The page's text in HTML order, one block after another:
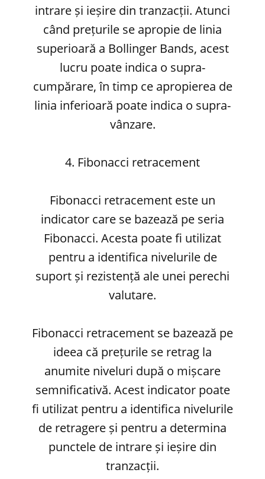
intrare și ieșire din tranzacții. Atunci
când prețurile se apropie de linia
superioară a Bollinger Bands, acest
lucru poate indica o supra-
cumpărare, în timp ce apropierea de
linia inferioară poate indica o supra-
vânzare.
4. Fibonacci retracement
Fibonacci retracement este un
indicator care se bazează pe seria
Fibonacci. Acesta poate fi utilizat
pentru a identifica nivelurile de
suport și rezistență ale unei perechi
valutare.
Fibonacci retracement se bazează pe
ideea că prețurile se retrag la
anumite niveluri după o mișcare
semnificativă. Acest indicator poate
fi utilizat pentru a identifica nivelurile
de retragere și pentru a determina
punctele de intrare și ieșire din
tranzacții.